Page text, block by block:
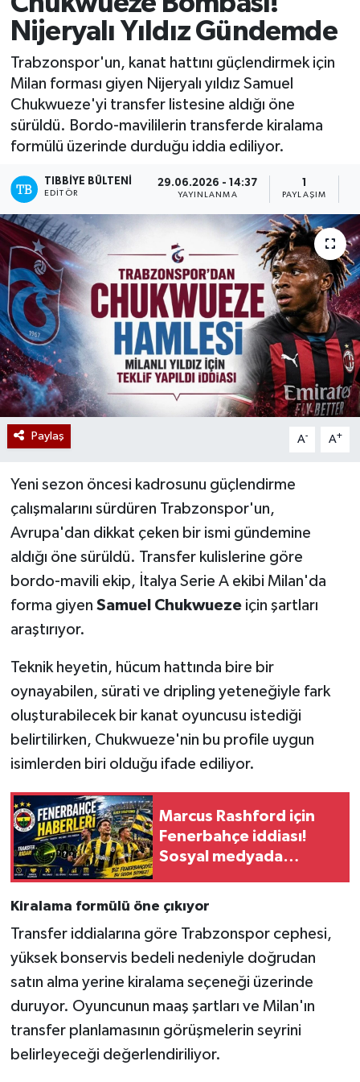
Nijeryalı Yıldız Gündemde
Trabzonspor'un, kanat hattını güçlendirmek için
Milan forması giyen Nijeryalı yıldız Samuel
Chukwueze'yi transfer listesine aldığı öne
sürüldü. Bordo-mavililerin transferde kiralama
formülü üzerinde durduğu iddia ediliyor.
TIBBIYE BÜLTENI
EDITÖR
29.06.2026 - 14:37
YAYINLANMA PAYLAŞIM
Paylaş A- A+
Yeni sezon öncesi kadrosunu güçlendirme
çalışmalarını sürdüren Trabzonspor'un,
Avrupa'dan dikkat çeken bir ismi gündemine
aldığı öne sürüldü. Transfer kulislerine göre
bordo-mavili ekip, İtalya Serie A ekibi Milan'da
forma giyen Samuel Chukwuezeiçin şartları
araştırıyor.
Teknik heyetin, hücum hattında bire bir
oynayabilen, sürati ve dripling yeteneğiyle fark
oluşturabilecek bir kanat oyuncusu istediği
belirtilirken, Chukwueze'nin bu profile uygun
isimlerden biri olduğu ifade ediliyor.
Marcus Rashford için
Fenerbahçe iddiası!
Sosyal medyada
Kiralama formülü öne çıkıyor
Transfer iddialarına göre Trabzonspor cephesi,
yüksek bonservis bedeli nedeniyle doğrudan
satın alma yerine kiralama seçeneği üzerinde
duruyor. Oyuncunun maaş şartları ve Milan'ın
transfer planlamasının görüşmelerin seyrini
belirleyeceği değerlendiriliyor.